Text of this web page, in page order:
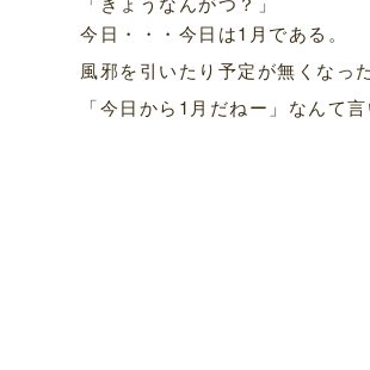
今日・・・今日は1月である。
風邪を引いたり予定が無くなっ
「今日から1月だねー」なんて